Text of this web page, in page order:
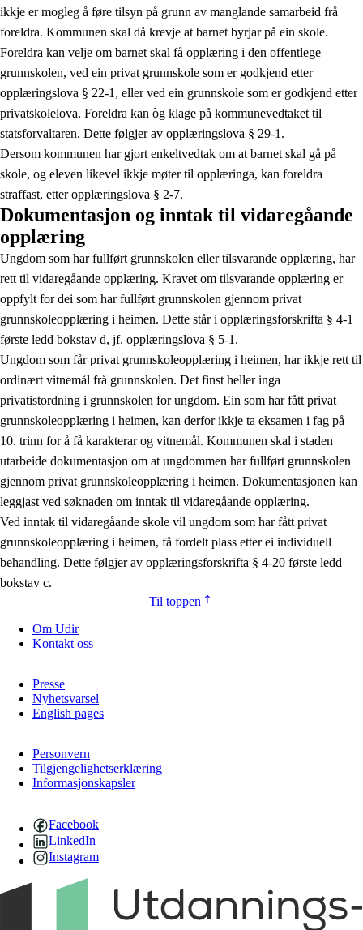
ikkje er mogleg å føre tilsyn på grunn av manglande samarbeid frå
foreldra. Kommunen skal då krevje at barnet byrjar på ein skole.
Foreldra kan velje om barnet skal få opplæring i den offentlege
grunnskolen, ved ein privat grunnskole som er godkjend etter
opplæringslova § 22-1, eller ved ein grunnskole som er godkjend etter
privatskolelova. Foreldra kan òg klage på kommunevedtaket til
statsforvaltaren. Dette følgjer av opplæringslova § 29-1.
Dersom kommunen har gjort enkeltvedtak om at barnet skal gå på
skole, og eleven likevel ikkje møter til opplæringa, kan foreldra
straffast, etter opplæringslova § 2-7.
Dokumentasjon og inntak til vidaregåande
opplæring
Ungdom som har fullført grunnskolen eller tilsvarande opplæring, har
rett til vidaregåande opplæring. Kravet om tilsvarande opplæring er
oppfylt for dei som har fullført grunnskolen gjennom privat
grunnskoleopplæring i heimen. Dette står i opplæringsforskrifta § 4-1
første ledd bokstav d, jf. opplæringslova § 5-1.
Ungdom som får privat grunnskoleopplæring i heimen, har ikkje rett til
ordinært vitnemål frå grunnskolen. Det finst heller inga
privatistordning i grunnskolen for ungdom. Ein som har fått privat
grunnskoleopplæring i heimen, kan derfor ikkje ta eksamen i fag på
10. trinn for å få karakterar og vitnemål. Kommunen skal i staden
utarbeide dokumentasjon om at ungdommen har fullført grunnskolen
gjennom privat grunnskoleopplæring i heimen. Dokumentasjonen kan
leggjast ved søknaden om inntak til vidaregåande opplæring.
Ved inntak til vidaregåande skole vil ungdom som har fått privat
grunnskoleopplæring i heimen, få fordelt plass etter ei individuell
behandling. Dette følgjer av opplæringsforskrifta § 4-20 første ledd
bokstav c.
Til toppen
Om Udir
Kontakt oss
Presse
Nyhetsvarsel
English pages
Personvern
Tilgjengelighetserklæring
Informasjonskapsler
Facebook
LinkedIn
Instagram